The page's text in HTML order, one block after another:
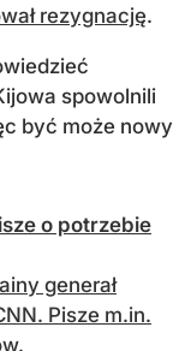
rezygnację.
spowolnili
być może nowy
o potrzebie
generał
Pisze m.in.